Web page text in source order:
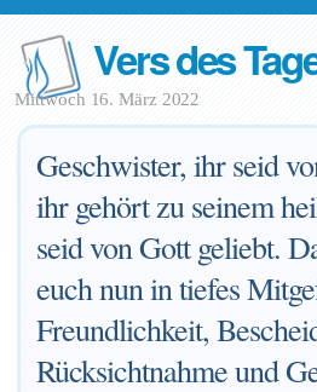
Vers des
Mittwoch 16. März 2022
Geschwister, ihr seid
ihr gehört zu seinem
seid von Gott geliebt.
euch nun in tiefes
Freundlichkeit,
Rücksichtnahme und